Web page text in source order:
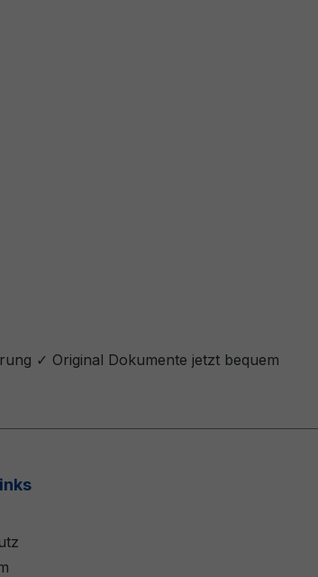
✓ Original Dokumente jetzt bequem